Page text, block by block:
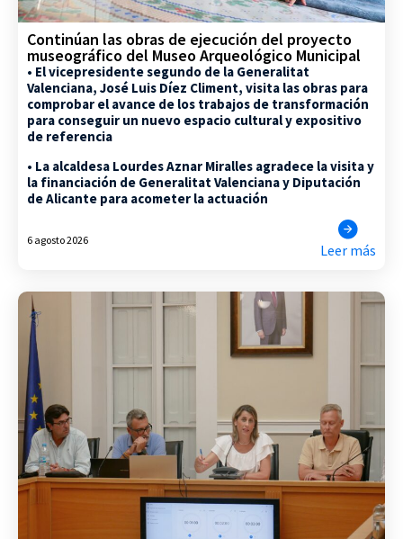
Continúan las obras de ejecución del proyecto
museográfico del Museo Arqueológico Municipal
• El vicepresidente segundo de la Generalitat
Valenciana, José Luis Díez Climent, visita las obras para
comprobar el avance de los trabajos de transformación
para conseguir un nuevo espacio cultural y expositivo
de referencia
• La alcaldesa Lourdes Aznar Miralles agradece la visita y
la financiación de Generalitat Valenciana y Diputación
de Alicante para acometer la actuación
6 agosto 2026
Leer más